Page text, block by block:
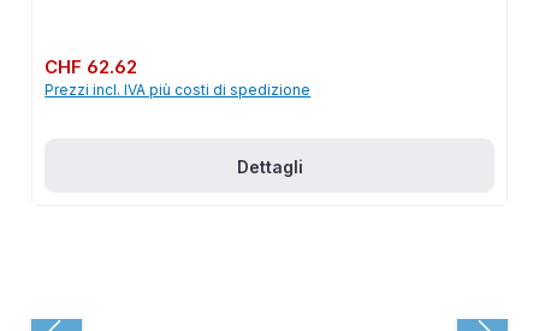
Prezzo normale:
CHF 62.62
Prezzi incl. IVA più costi di spedizione
Dettagli